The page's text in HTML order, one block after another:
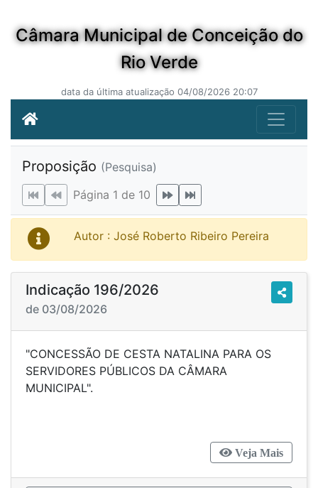
Câmara Municipal de Conceição do
Rio Verde
data da última atualização 04/08/2026 20:07
Proposição (Pesquisa)
Página 1 de 10
Autor : José Roberto Ribeiro Pereira
Indicação 196/2026
de 03/08/2026
"CONCESSÃO DE CESTA NATALINA PARA OS
SERVIDORES PÚBLICOS DA CÂMARA
MUNICIPAL".
Veja Mais